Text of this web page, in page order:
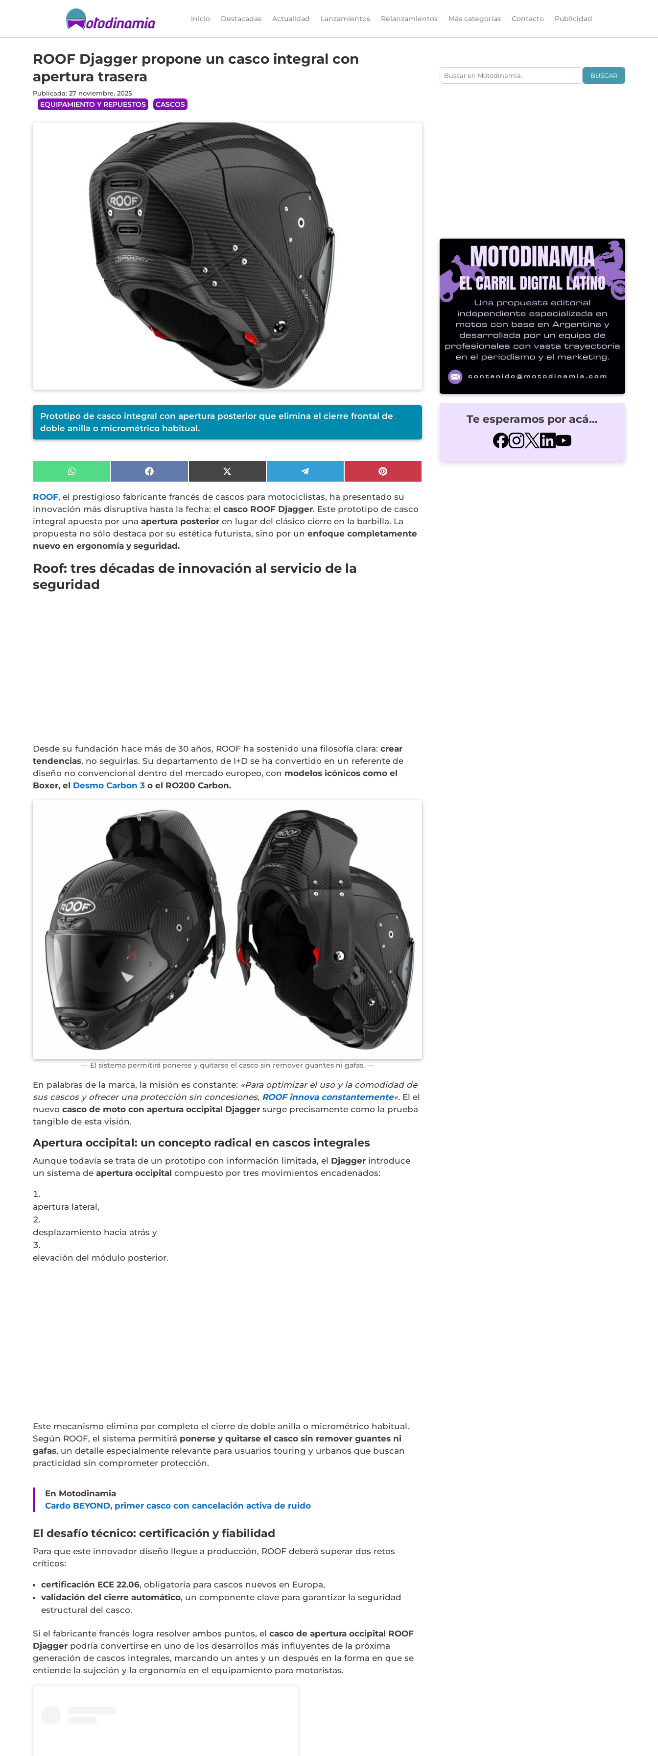
Inicio Destacadas Actualidad Lanzamientos Relanzamientos Más categorías Contacto Publicidad
ROOF Djagger propone un casco integral con
apertura trasera
Publicada: 27 noviembre, 2025
EQUIPAMIENTO Y REPUESTOS CASCOS
Prototipo de casco integral con apertura posterior que elimina el cierre frontal de
doble anilla o micrométrico habitual.
Compartir
en
WhatsApp
Compartir
en
Facebook
Compartir
en
(Twitter)
Compartir
en
Telegram
Compartir
en
Pinterest
ROOF, el prestigioso fabricante francés de cascos para motociclistas, ha presentado su
innovación más disruptiva hasta la fecha: elcasco ROOF Djagger. Este prototipo de casco
integral apuesta por unaapertura posterior en lugar del clásico cierre en la barbilla. La
propuesta no sólo destaca por su estética futurista, sino por unenfoque completamente
nuevo en ergonomía y seguridad.
Roof: tres décadas de innovación al servicio de la
seguridad
Desde su fundación hace más de 30 años, ROOF ha sostenido una filosofía clara:crear
tendencias, no seguirlas. Su departamento de I+D se ha convertido en un referente de
diseño no convencional dentro del mercado europeo, con modelos icónicos como el
Boxer, el Desmo Carbon 3 o el RO200 Carbon.
El sistema permitirá ponerse y quitarse el casco sin remover guantes ni gafas.
En palabras de la marca, la misión es constante: «Para optimizar el uso y la comodidad de
sus cascos y ofrecer una protección sin concesiones, ROOF innova constantemente«. El el
nuevocasco de moto con apertura occipital Djagger surge precisamente como la prueba
tangible de esta visión.
Apertura occipital: un concepto radical en cascos integrales
Aunque todavía se trata de un prototipo con información limitada, el Djagger introduce
un sistema deapertura occipital compuesto por tres movimientos encadenados:
apertura lateral,
desplazamiento hacia atrás y
elevación del módulo posterior.
Este mecanismo elimina por completo el cierre de doble anilla o micrométrico habitual.
Según ROOF, el sistema permitirá ponerse y quitarse el casco sin remover guantes ni
gafas, un detalle especialmente relevante para usuarios touring y urbanos que buscan
practicidad sin comprometer protección.
En Motodinamia
Cardo BEYOND, primer casco con cancelación activa de ruido
El desafío técnico: certificación y fiabilidad
Para que este innovador diseño llegue a producción, ROOF deberá superar dos retos
críticos:
certificación ECE 22.06, obligatoria para cascos nuevos en Europa,
validación del cierre automático, un componente clave para garantizar la seguridad
estructural del casco.
Si el fabricante francés logra resolver ambos puntos, elcasco de apertura occipital ROOF
Djagger podría convertirse en uno de los desarrollos más influyentes de la próxima
generación de cascos integrales, marcando un antes y un después en la forma en que se
entiende la sujeción y la ergonomía en el equipamiento para motoristas.
BUSCAR
Te esperamos por acá…